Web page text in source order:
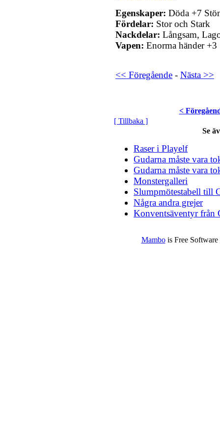
Egenskaper: Döda +7
Fördelar: Stor och Stark
Nackdelar: Långsam,
Vapen: Enorma händer +3
<< Föregående - Nästa >>
<
[ Tillbaka ]
Se
Raser i Playelf
Gudarna måste vara
Gudarna måste vara
Monstergalleri
Slumpmötestabell till
Några andra grejer
Konventsäventyr
Mambois Free Software